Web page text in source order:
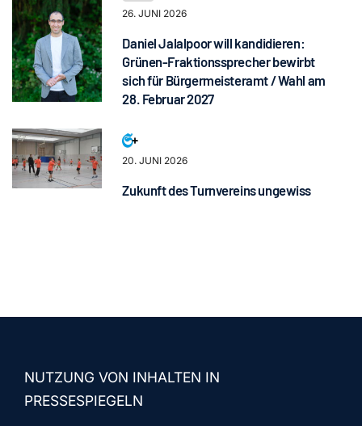
26. JUNI 2026
Daniel Jalalpoor will kandidieren:
Grünen-Fraktionssprecher bewirbt
sich für Bürgermeisteramt / Wahl am
28. Februar 2027
20. JUNI 2026
Zukunft des Turnvereins ungewiss
NUTZUNG VON INHALTEN IN
PRESSESPIEGELN